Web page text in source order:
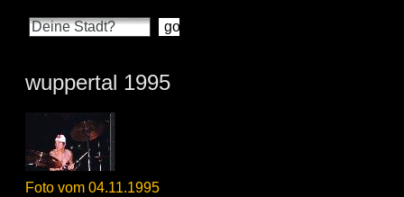
wuppertal 1995
Foto vom 04.11.1995